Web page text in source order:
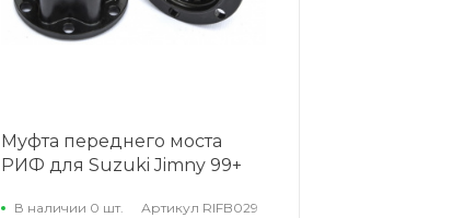
Муфта переднего моста
РИФ для Suzuki Jimny 99+
В наличии 0 шт. Артикул RIFB029